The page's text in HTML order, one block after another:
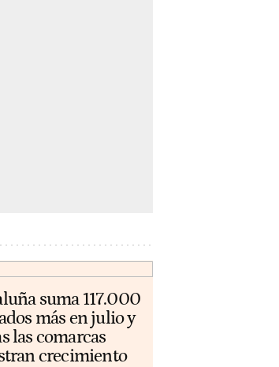
suma 117.000
más en julio y
las comarcas
crecimiento